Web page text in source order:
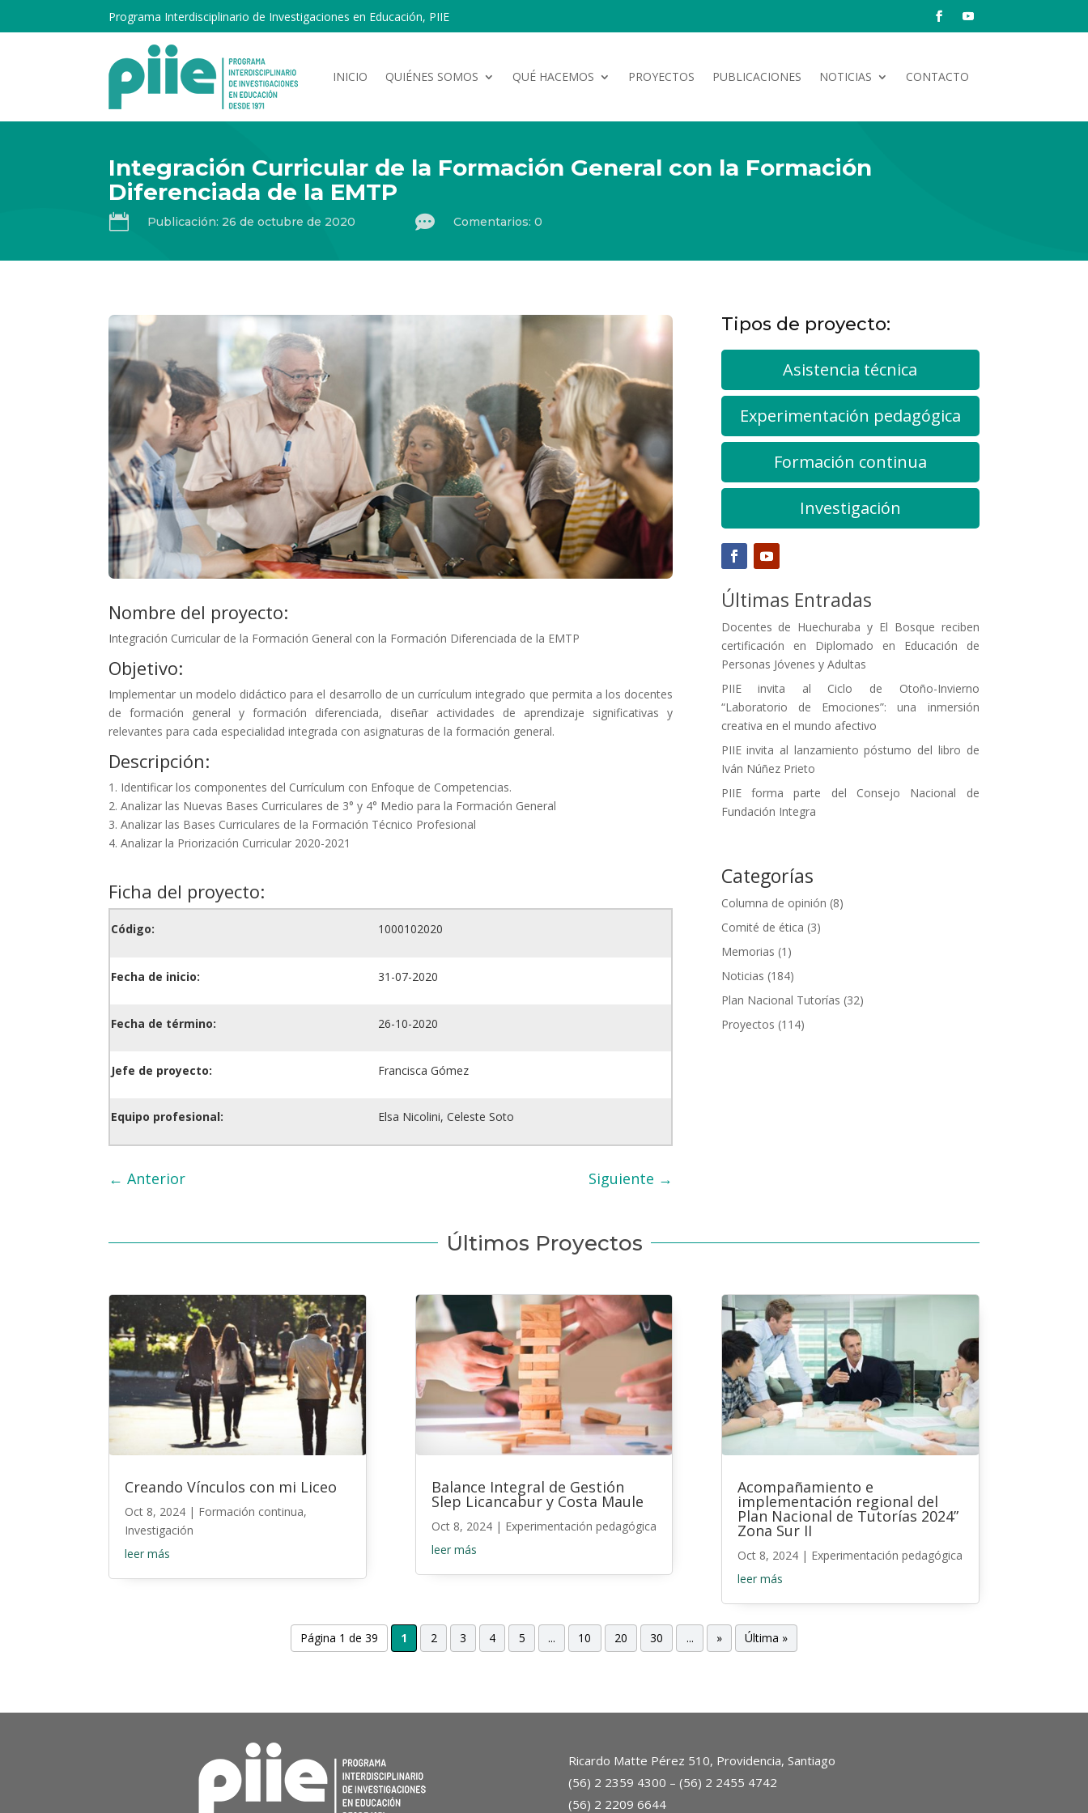
Programa Interdisciplinario de Investigaciones en Educación, PIIE
INICIO QUIÉNES SOMOS QUÉ HACEMOS PROYECTOS PUBLICACIONES NOTICIAS CONTACTO
Integración Curricular de la Formación General con la Formación
Diferenciada de la EMTP
 Publicación: 26 de octubre de 2020  Comentarios: 0
Nombre del proyecto:
Integración Curricular de la Formación General con la Formación Diferenciada de la EMTP
Objetivo:
Implementar un modelo didáctico para el desarrollo de un currículum integrado que permita a los docentes
de formación general y formación diferenciada, diseñar actividades de aprendizaje significativas y
relevantes para cada especialidad integrada con asignaturas de la formación general.
Descripción:
1. Identificar los componentes del Currículum con Enfoque de Competencias.
2. Analizar las Nuevas Bases Curriculares de 3° y 4° Medio para la Formación General
3. Analizar las Bases Curriculares de la Formación Técnico Profesional
4. Analizar la Priorización Curricular 2020-2021
Ficha del proyecto:
Código: 1000102020
Fecha de inicio: 31-07-2020
Fecha de término: 26-10-2020
Jefe de proyecto: Francisca Gómez
Equipo profesional: Elsa Nicolini, Celeste Soto
←Anterior Siguiente →
Tipos de proyecto:
Asistencia técnica
Experimentación pedagógica
Formación continua
Investigación
Últimas Entradas
Docentes de Huechuraba y El Bosque reciben
certificación en Diplomado en Educación de
Personas Jóvenes y Adultas
PIIE invita al Ciclo de Otoño-Invierno
“Laboratorio de Emociones”: una inmersión
creativa en el mundo afectivo
PIIE invita al lanzamiento póstumo del libro de
Iván Núñez Prieto
PIIE forma parte del Consejo Nacional de
Fundación Integra
Categorías
Columna de opinión (8)
Comité de ética (3)
Memorias (1)
Noticias (184)
Plan Nacional Tutorías (32)
Proyectos (114)
Últimos Proyectos
Creando Vínculos con mi Liceo
Oct 8, 2024 | Formación continua,
Investigación
leer más
Balance Integral de Gestión
Slep Licancabur y Costa Maule
Oct 8, 2024| Experimentación pedagógica
leer más
Acompañamiento e
implementación regional del
Plan Nacional de Tutorías 2024”
Zona Sur II
Oct 8, 2024| Experimentación pedagógica
leer más
Página 1 de 39 1 2 3 4 5 ... 10 20 30 ... » Última »
Ricardo Matte Pérez 510, Providencia, Santiago
(56) 2 2359 4300 – (56) 2 2455 4742
(56) 2 2209 6644